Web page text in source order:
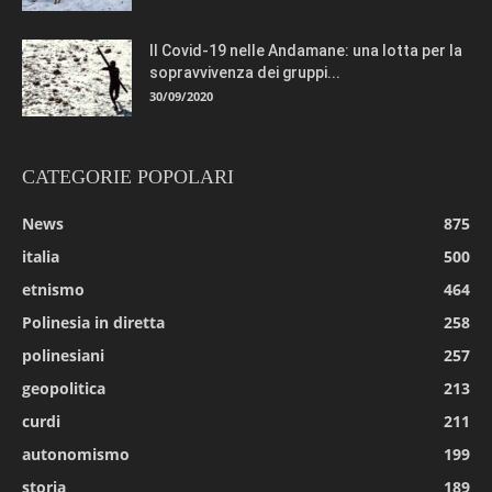
Il Covid-19 nelle Andamane: una lotta per la
sopravvivenza dei gruppi...
30/09/2020
CATEGORIE POPOLARI
News
875
italia
500
etnismo
464
Polinesia in diretta
258
polinesiani
257
geopolitica
213
curdi
211
autonomismo
199
storia
189